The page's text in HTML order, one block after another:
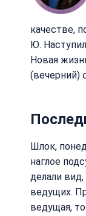
качестве,
Ю.
Новая
(вечерний)
Шлок,
наглое
делали
ведущих.
ведущая,